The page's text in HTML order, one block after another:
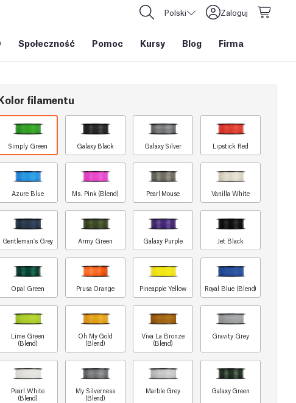
Polski Zaloguj
Społeczność Pomoc Kursy Blog Firma
filamentu
Simply Green Galaxy Black Galaxy Silver Lipstick Red
Azure Blue Ms. Pink (Blend) Pearl Mouse Vanilla White
Gentleman's Grey Army Green Galaxy Purple Jet Black
Opal Green Prusa Orange Pineapple Yellow Royal Blue (Blend)
Lime Green
(Blend)
Oh My Gold
(Blend)
Viva La Bronze
(Blend)
Gravity Grey
Pearl White
(Blend)
My Silverness
(Blend)
Marble Grey Galaxy Green